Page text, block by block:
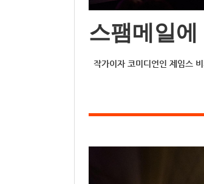
스팸메일에
작가이자 코미디언인 제임스